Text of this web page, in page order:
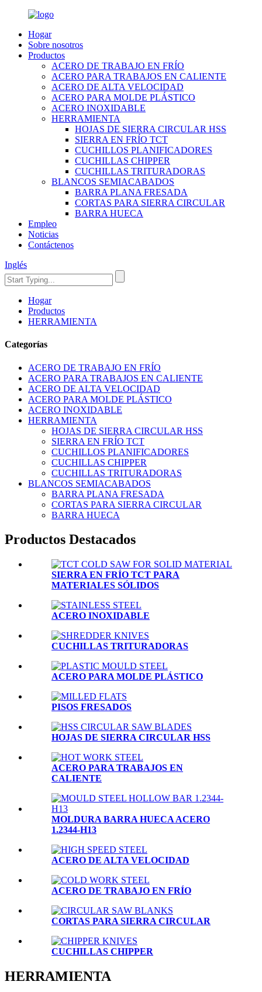
Hogar
Sobre nosotros
Productos
ACERO DE TRABAJO EN FRÍO
ACERO PARA TRABAJOS EN CALIENTE
ACERO DE ALTA VELOCIDAD
ACERO PARA MOLDE PLÁSTICO
ACERO INOXIDABLE
HERRAMIENTA
HOJAS DE SIERRA CIRCULAR HSS
SIERRA EN FRÍO TCT
CUCHILLOS PLANIFICADORES
CUCHILLAS CHIPPER
CUCHILLAS TRITURADORAS
BLANCOS SEMIACABADOS
BARRA PLANA FRESADA
CORTAS PARA SIERRA CIRCULAR
BARRA HUECA
Empleo
Noticias
Contáctenos
Inglés
Hogar
Productos
HERRAMIENTA
Categorías
ACERO DE TRABAJO EN FRÍO
ACERO PARA TRABAJOS EN CALIENTE
ACERO DE ALTA VELOCIDAD
ACERO PARA MOLDE PLÁSTICO
ACERO INOXIDABLE
HERRAMIENTA
HOJAS DE SIERRA CIRCULAR HSS
SIERRA EN FRÍO TCT
CUCHILLOS PLANIFICADORES
CUCHILLAS CHIPPER
CUCHILLAS TRITURADORAS
BLANCOS SEMIACABADOS
BARRA PLANA FRESADA
CORTAS PARA SIERRA CIRCULAR
BARRA HUECA
Productos Destacados
SIERRA EN FRÍO TCT PARA
MATERIALES SÓLIDOS
ACERO INOXIDABLE
CUCHILLAS TRITURADORAS
ACERO PARA MOLDE PLÁSTICO
PISOS FRESADOS
HOJAS DE SIERRA CIRCULAR HSS
ACERO PARA TRABAJOS EN
CALIENTE
MOLDURA BARRA HUECA ACERO
1.2344-H13
ACERO DE ALTA VELOCIDAD
ACERO DE TRABAJO EN FRÍO
CORTAS PARA SIERRA CIRCULAR
CUCHILLAS CHIPPER
HERRAMIENTA